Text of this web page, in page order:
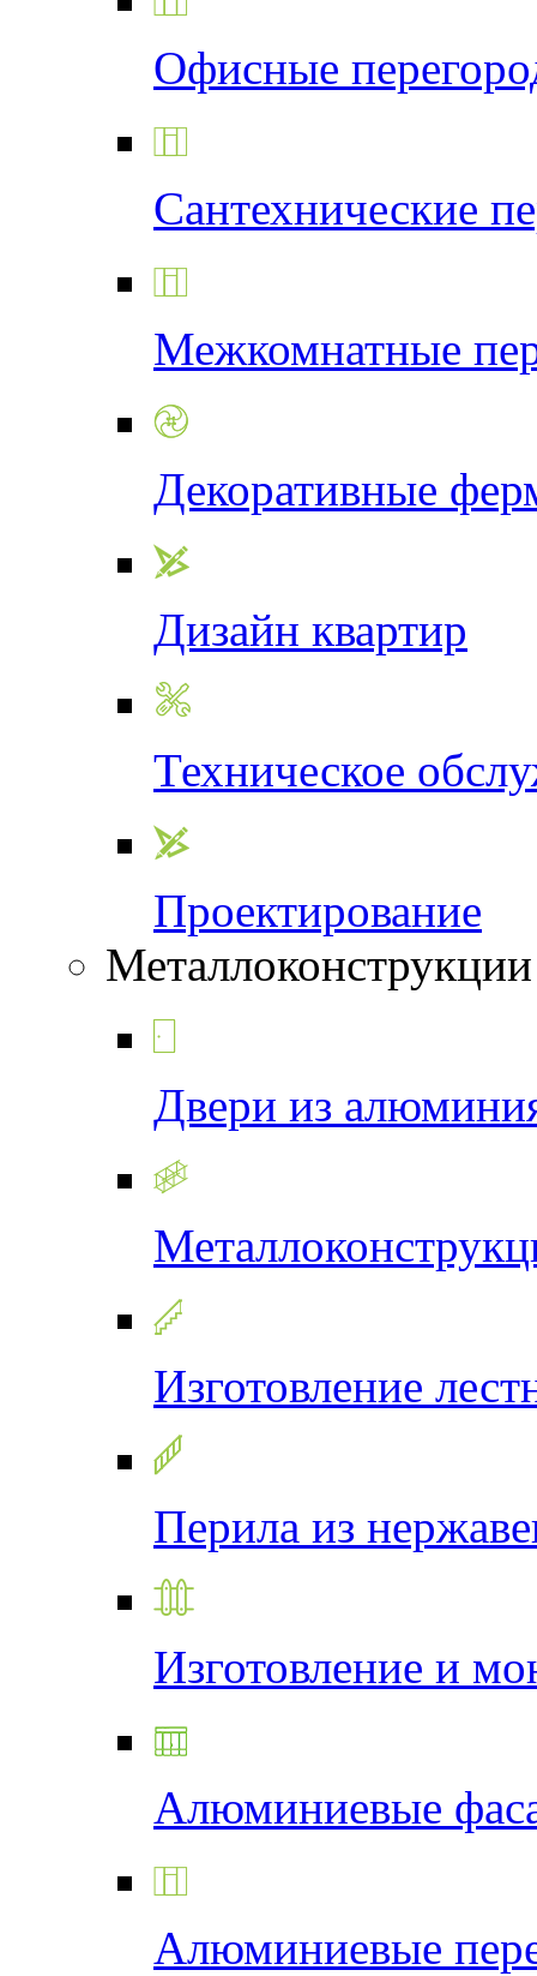
Офисные
Сантехнические
Межкомнатные
Декоративные
Дизайн квартир
Техническое
Проектирование
Металлоконструкции
Двери из
Изготовление
Перила из
Изготовление и
Алюминиевые
Алюминиевые